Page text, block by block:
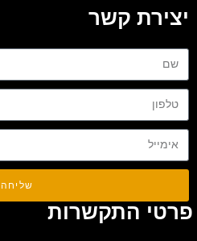
יצירת קשר
שליחה
פרטי התקשרות